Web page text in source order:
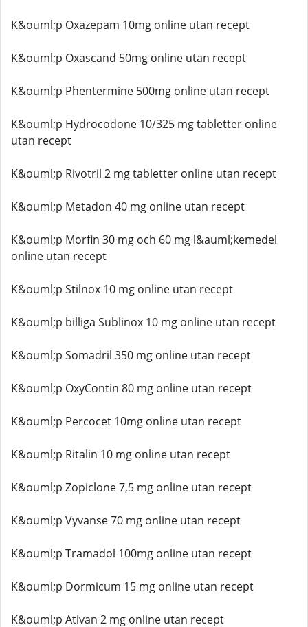
K&ouml;p Oxazepam 10mg online utan recept
K&ouml;p Oxascand 50mg online utan recept
K&ouml;p Phentermine 500mg online utan recept
K&ouml;p Hydrocodone 10/325 mg tabletter online
utan recept
K&ouml;p Rivotril 2 mg tabletter online utan recept
K&ouml;p Metadon 40 mg online utan recept
K&ouml;p Morfin 30 mg och 60 mg l&auml;kemedel
online utan recept
K&ouml;p Stilnox 10 mg online utan recept
K&ouml;p billiga Sublinox 10 mg online utan recept
K&ouml;p Somadril 350 mg online utan recept
K&ouml;p OxyContin 80 mg online utan recept
K&ouml;p Percocet 10mg online utan recept
K&ouml;p Ritalin 10 mg online utan recept
K&ouml;p Zopiclone 7,5 mg online utan recept
K&ouml;p Vyvanse 70 mg online utan recept
K&ouml;p Tramadol 100mg online utan recept
K&ouml;p Dormicum 15 mg online utan recept
K&ouml;p Ativan 2 mg online utan recept